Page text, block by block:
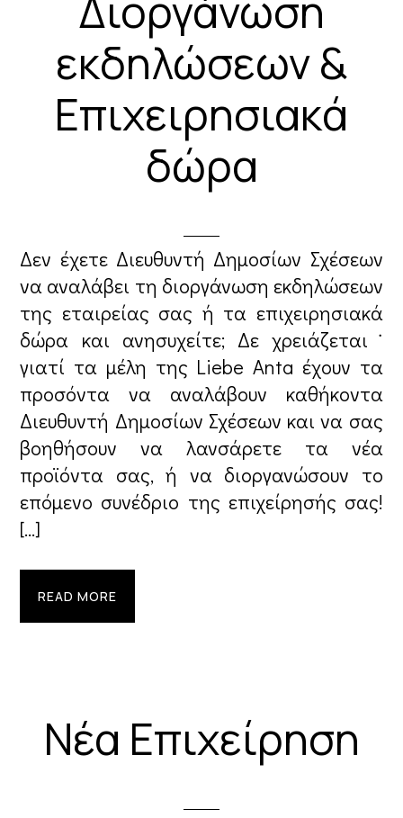
εκδηλώσεων &
Επιχειρησιακά
δώρα
Δεν έχετε Διευθυντή Δημοσίων Σχέσεων
να αναλάβει τη διοργάνωση εκδηλώσεων
της εταιρείας σας ή τα επιχειρησιακά
δώρα και ανησυχείτε; Δε χρειάζεται˙
γιατί τα μέλη της Liebe Anta έχουν τα
προσόντα να αναλάβουν καθήκοντα
Διευθυντή Δημοσίων Σχέσεων και να σας
βοηθήσουν να λανσάρετε τα νέα
προϊόντα σας, ή να διοργανώσουν το
επόμενο συνέδριο της επιχείρησής σας!
[…]
READ MORE
Νέα Επιχείρηση